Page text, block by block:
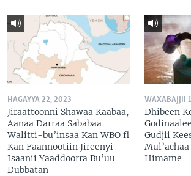
HAGAYYA 22, 2023
Jiraattoonni Shawaa Kaabaa,
Aanaa Darraa Sababaa
Walitti-bu’insaa Kan WBO fi
Kan Faannootiin Jireenyi
Isaanii Yaaddoorra Bu’uu
Dubbatan
WAXABAJJII
Dhibeen
Gudjii
Himame